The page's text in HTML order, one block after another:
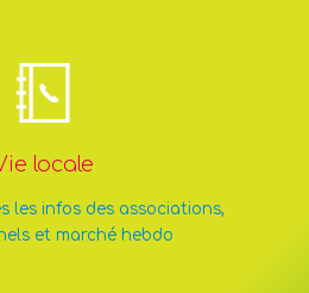
locale
les infos des associations,
et marché hebdo